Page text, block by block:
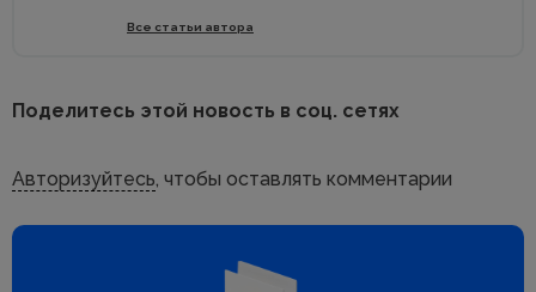
Все статьи автора
Поделитесь этой новость в соц. сетях
Авторизуйтесь, чтобы оставлять комментарии